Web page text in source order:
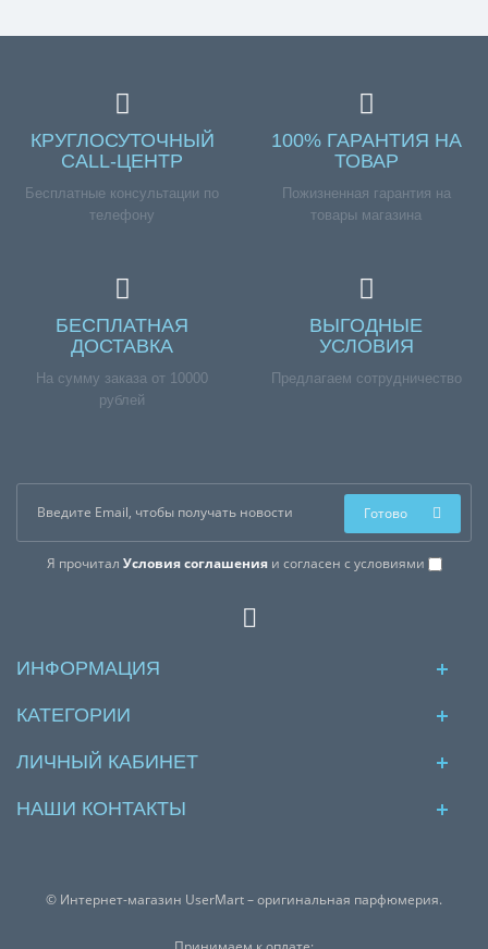
КРУГЛОСУТОЧНЫЙ
CALL-ЦЕНТР
Бесплатные консультации по
телефону
100% ГАРАНТИЯ НА
ТОВАР
Пожизненная гарантия на
товары магазина
БЕСПЛАТНАЯ
ДОСТАВКА
На сумму заказа от 10000
рублей
ВЫГОДНЫЕ
УСЛОВИЯ
Предлагаем сотрудничество
Я прочитал Условия соглашенияи согласен с условиями
Готово
ИНФОРМАЦИЯ
КАТЕГОРИИ
ЛИЧНЫЙ КАБИНЕТ
НАШИ КОНТАКТЫ
© Интернет-магазин UserMart – оригинальная парфюмерия.